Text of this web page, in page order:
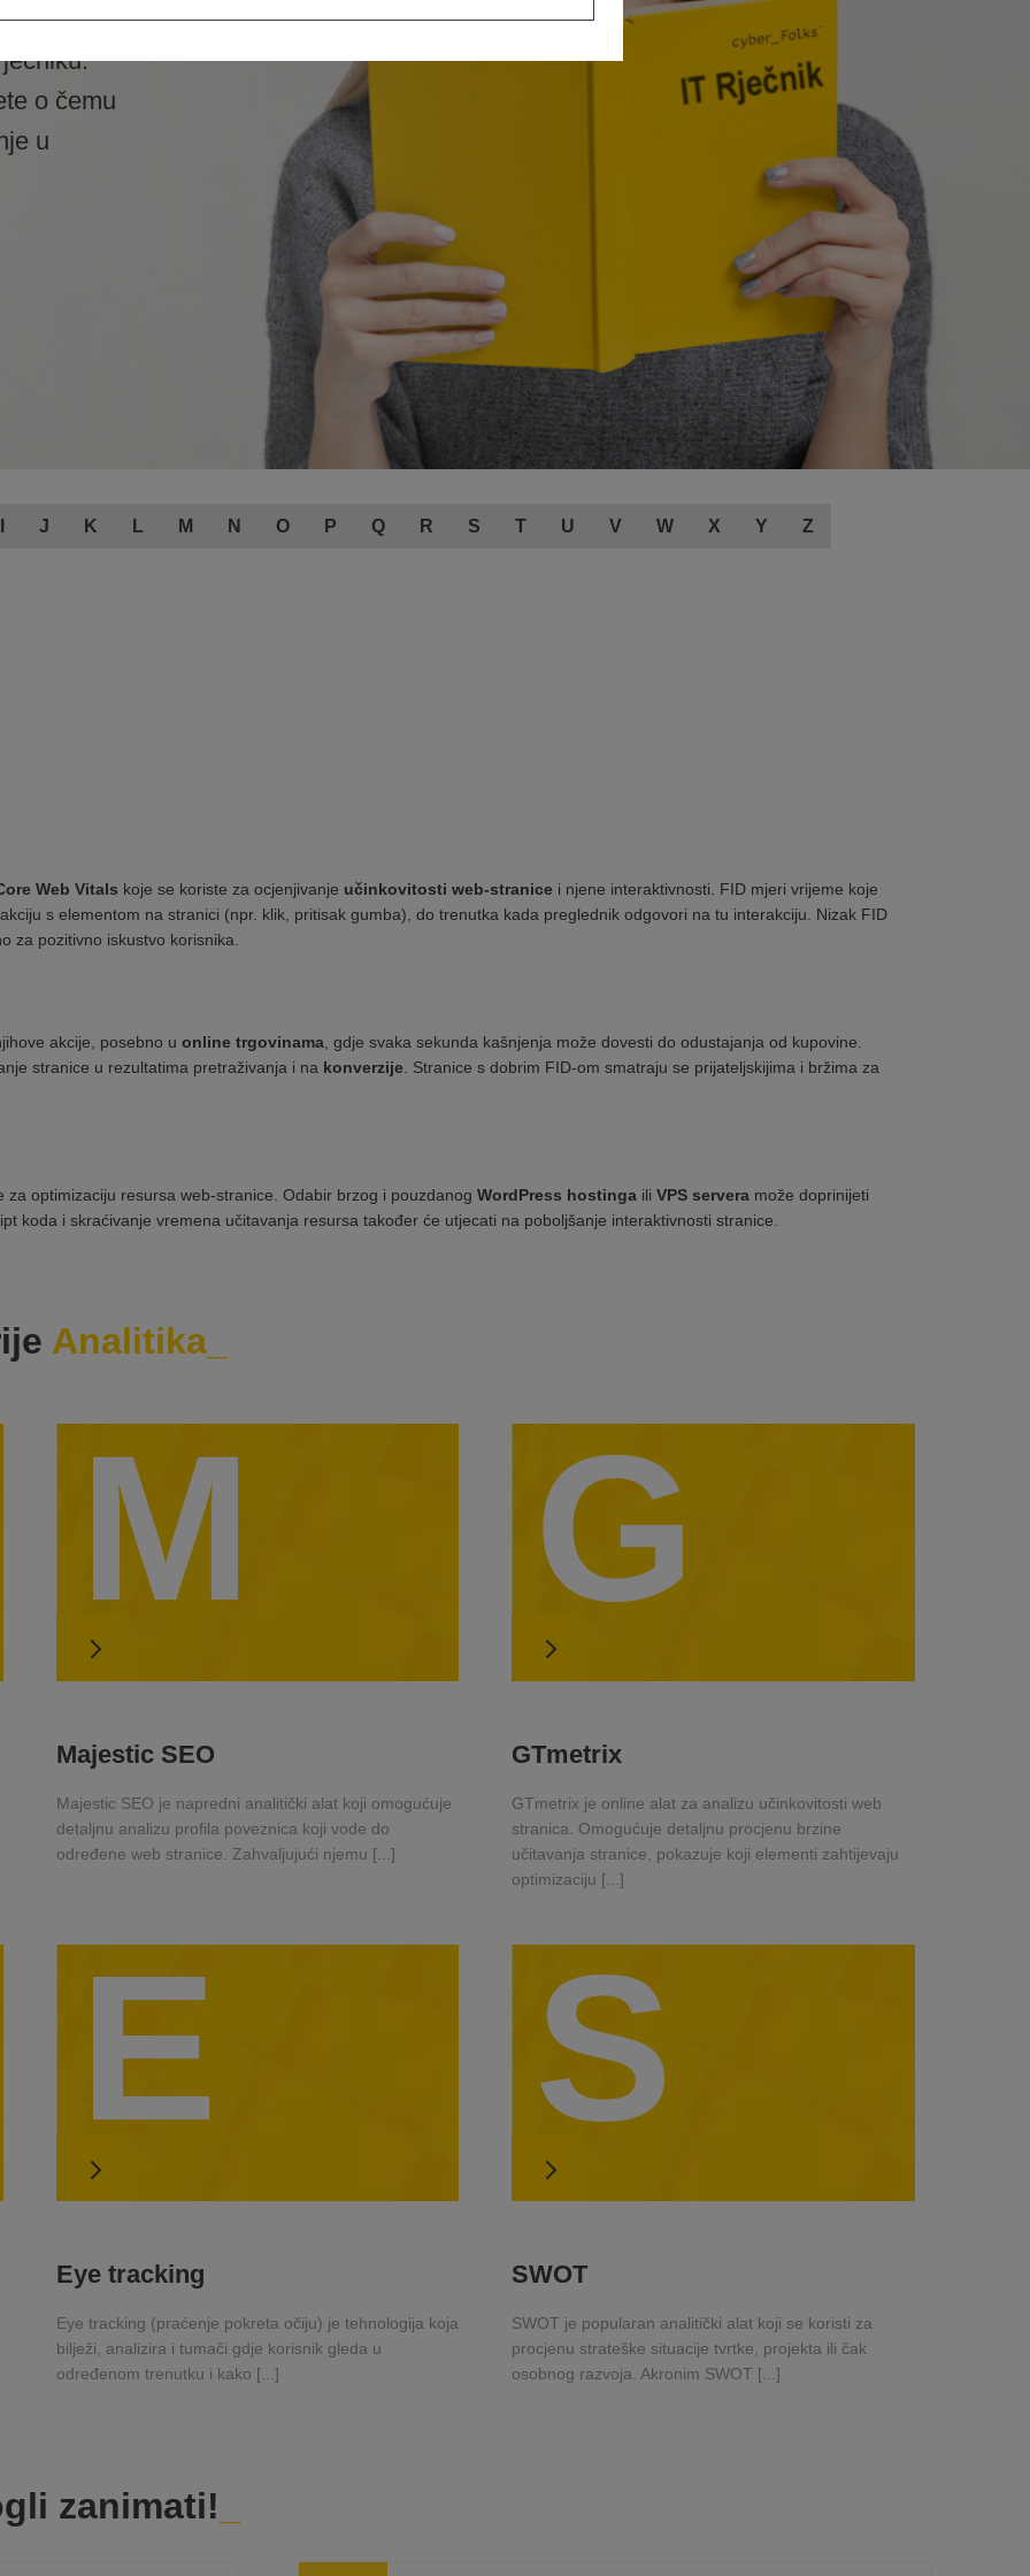
o čemu
u
J K L M N O P Q R S T U V W X Y Z
Web Vitals koje se koriste za ocjenjivanje učinkovitosti web-stranice i njene interaktivnosti. FID mjeri vrijeme koje
s elementom na stranici (npr. klik, pritisak gumba), do trenutka kada preglednik odgovori na tu interakciju. Nizak FID
za pozitivno iskustvo korisnika.
akcije, posebno u online trgovinama, gdje svaka sekunda kašnjenja može dovesti do odustajanja od kupovine.
stranice u rezultatima pretraživanja i na konverzije. Stranice s dobrim FID-om smatraju se prijateljskijima i bržima za
optimizaciju resursa web-stranice. Odabir brzog i pouzdanog WordPress hostinga ili VPS servera može doprinijeti
koda i skraćivanje vremena učitavanja resursa također će utjecati na poboljšanje interaktivnosti stranice.
Analitika
M
Majestic SEO
Majestic SEO je napredni analitički alat koji omogućuje
detaljnu analizu profila poveznica koji vode do
određene web stranice. Zahvaljujući njemu [...]
G
GTmetrix
GTmetrix je online alat za analizu učinkovitosti web
stranica. Omogućuje detaljnu procjenu brzine
učitavanja stranice, pokazuje koji elementi zahtijevaju
optimizaciju [...]
E
Eye tracking
Eye tracking (praćenje pokreta očiju) je tehnologija koja
bilježi, analizira i tumači gdje korisnik gleda u
određenom trenutku i kako [...]
S
SWOT
SWOT je popularan analitički alat koji se koristi za
procjenu strateške situacije tvrtke, projekta ili čak
osobnog razvoja. Akronim SWOT [...]
zanimati!